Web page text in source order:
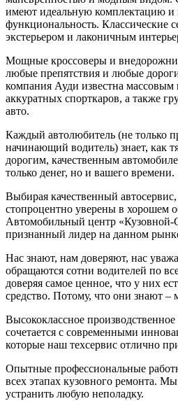
имеют идеальную комплектацию
функциональность. Классические
экстерьером и лаконичным
Мощные кроссоверы и
любые препятствия и любые
компания Ауди известна массовым
аккуратных спорткаров, а также
авто.
Каждый автолюбитель (не только
начинающий водитель) знает, как
дорогим, качественным
только денег, но и вашего времени.
Выбирая качественный
стопроцентно уверены в хорошем
Автомобильный центр
признанный лидер на данном
Нас знают, нам доверяют, нас
обращаются сотни водителей по
доверяя самое ценное, что у них
средство. Потому, что они знают
Высококлассное
сочетается с современными
которые наш техсервис отлично
Опытные профессиональные
всех этапах кузовного ремонта.
устранить любую неполадку.